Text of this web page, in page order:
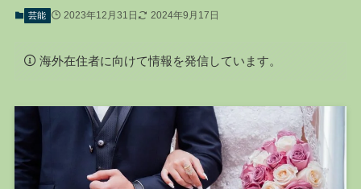
芸能 2023年12月31日 2024年9月17日
海外在住者に向けて情報を発信しています。